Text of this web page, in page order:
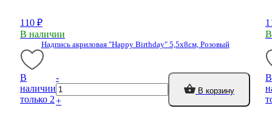
110 ₽
В наличии
Надпись акриловая "Happy Birthday" 5,5х8см, Розовый
В
наличии
только 2
-
+
В корзину
В